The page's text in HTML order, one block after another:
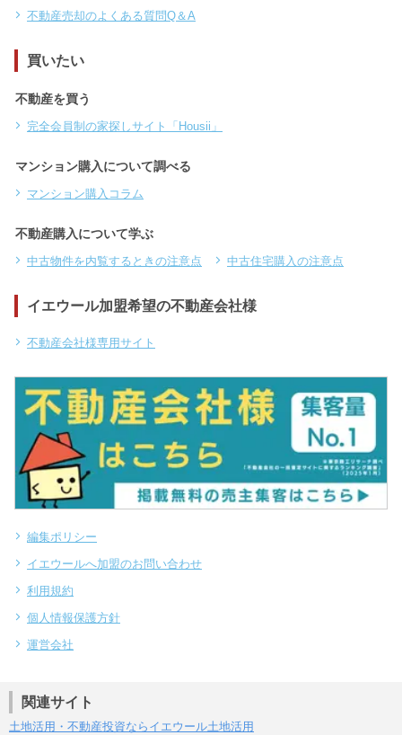
不動産売却のよくある質問Q＆A
買いたい
不動産を買う
完全会員制の家探しサイト「Housii」
マンション購入について調べる
マンション購入コラム
不動産購入について学ぶ
中古物件を内覧するときの注意点 中古住宅購入の注意点
イエウール加盟希望の不動産会社様
不動産会社様専用サイト
編集ポリシー
イエウールへ加盟のお問い合わせ
利用規約
個人情報保護方針
運営会社
関連サイト
土地活用・不動産投資ならイエウール土地活用